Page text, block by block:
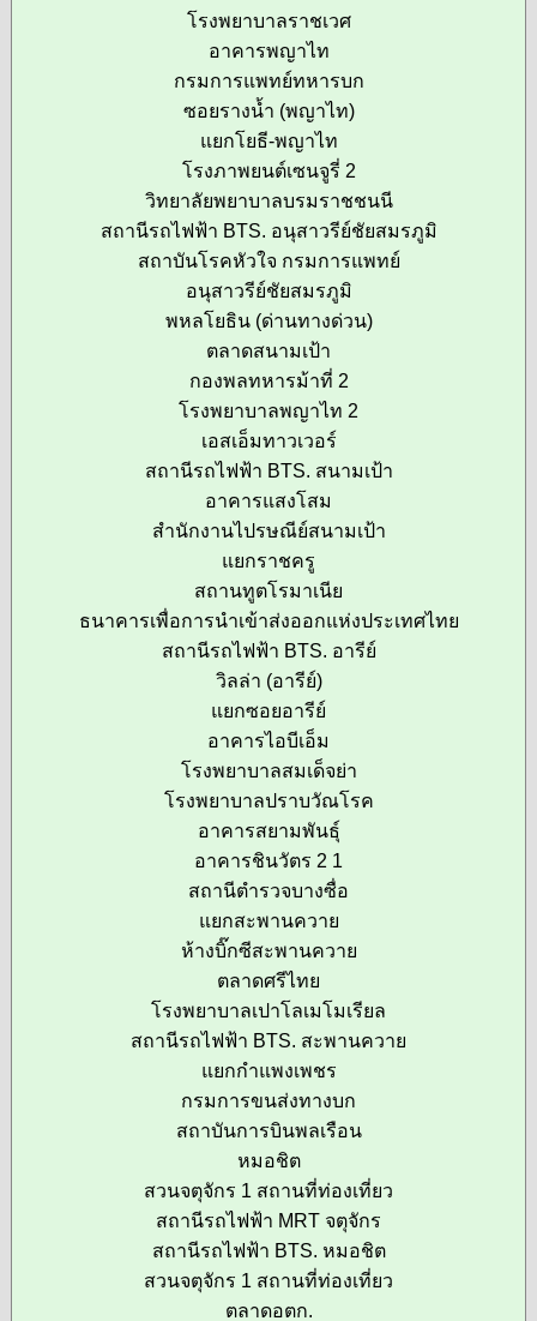
โรงพยาบาลราชเวศ
อาคารพญาไท
กรมการแพทย์ทหารบก
ซอยรางน้ำ (พญาไท)
แยกโยธี-พญาไท
โรงภาพยนต์เซนจูรี่ 2
วิทยาลัยพยาบาลบรมราชชนนี
สถานีรถไฟฟ้า BTS. อนุสาวรีย์ชัยสมรภูมิ
สถาบันโรคหัวใจ กรมการแพทย์
อนุสาวรีย์ชัยสมรภูมิ
พหลโยธิน (ด่านทางด่วน)
ตลาดสนามเป้า
กองพลทหารม้าที่ 2
โรงพยาบาลพญาไท 2
เอสเอ็มทาวเวอร์
สถานีรถไฟฟ้า BTS. สนามเป้า
อาคารแสงโสม
สำนักงานไปรษณีย์สนามเป้า
แยกราชครู
สถานทูตโรมาเนีย
ธนาคารเพื่อการนำเข้าส่งออกแห่งประเทศไทย
สถานีรถไฟฟ้า BTS. อารีย์
วิลล่า (อารีย์)
แยกซอยอารีย์
อาคารไอบีเอ็ม
โรงพยาบาลสมเด็จย่า
โรงพยาบาลปราบวัณโรค
อาคารสยามพันธุ์
อาคารชินวัตร 2 1
สถานีตำรวจบางซื่อ
แยกสะพานควาย
ห้างบิ๊กซีสะพานควาย
ตลาดศรีไทย
โรงพยาบาลเปาโลเมโมเรียล
สถานีรถไฟฟ้า BTS. สะพานควาย
แยกกำแพงเพชร
กรมการขนส่งทางบก
สถาบันการบินพลเรือน
หมอชิต
สวนจตุจักร 1 สถานที่ท่องเที่ยว
สถานีรถไฟฟ้า MRT จตุจักร
สถานีรถไฟฟ้า BTS. หมอชิต
สวนจตุจักร 1 สถานที่ท่องเที่ยว
ตลาดอตก.